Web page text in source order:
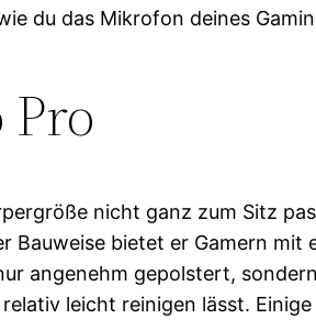
du das Mikrofon deines
nicht ganz zum Sitz
Bauweise bietet er Gamern
angenehm gepolstert,
leicht reinigen lässt.